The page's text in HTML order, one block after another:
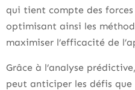
qui tient compte des forces
optimisant ainsi les
maximiser l’efficacité de
Grâce à l’analyse
peut anticiper les défis